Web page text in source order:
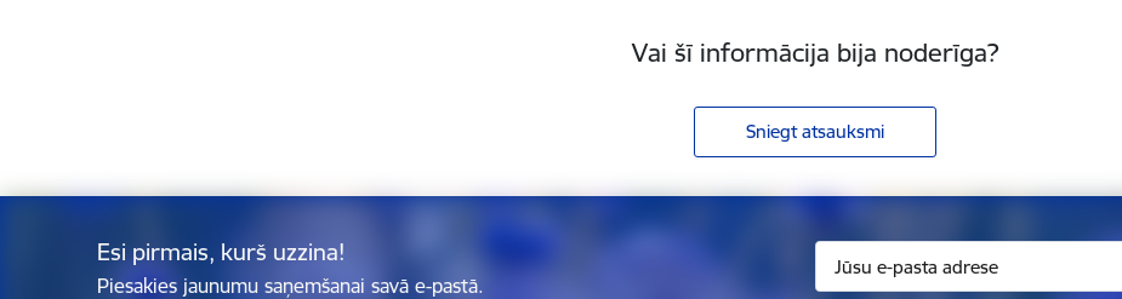
Vai šī informācija bija noderīga?
Sniegt atsauksmi
Esi pirmais, kurš uzzina!
Piesakies jaunumu saņemšanai savā e-pastā.